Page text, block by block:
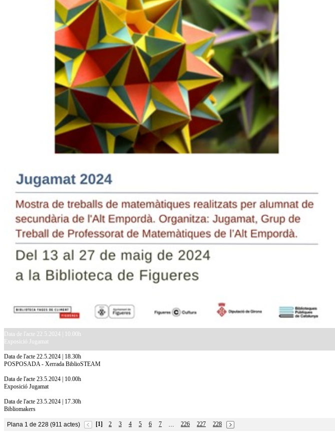
Data de l'acte 22.5.2024 | 10.00h
Exposició Jugamat
Data de l'acte 22.5.2024 | 18.30h
POSPOSADA - Xerrada BiblioSTEAM
Data de l'acte 23.5.2024 | 10.00h
Exposició Jugamat
Data de l'acte 23.5.2024 | 17.30h
Bibliomakers
Plana 1 de 228 (911 actes) [1] 2 3 4 5 6 7 … 226 227
228